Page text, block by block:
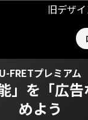
旧デザ
U-FRETプレミアム
」を 「広
めよう